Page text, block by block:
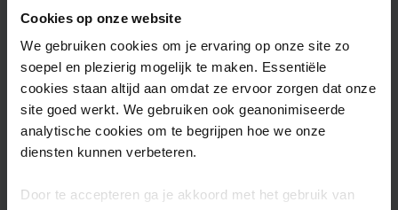
Cookies op onze website
We gebruiken cookies om je ervaring op onze site zo
soepel en plezierig mogelijk te maken. Essentiële
cookies staan altijd aan omdat ze ervoor zorgen dat onze
site goed werkt. We gebruiken ook geanonimiseerde
analytische cookies om te begrijpen hoe we onze
diensten kunnen verbeteren.
Door te accepteren ga je akkoord met het gebruik van
Wladimir
Geparkeerd van 23/07/2026 tot 2/08/2026
Alles Sehr Gut
Alles Sehr Gut